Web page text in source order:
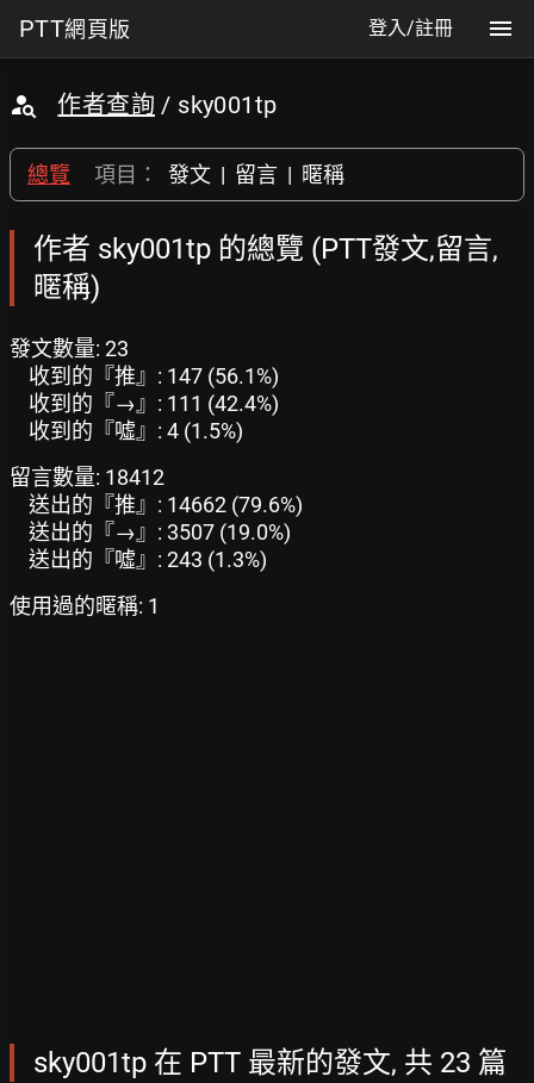
PTT網頁版 登入/註冊
作者查詢 / sky001tp
總覽 項目： 發文 | 留言 | 暱稱
作者 sky001tp 的總覽 (PTT發文,留言,
暱稱)
發文數量: 23
收到的『推』: 147 (56.1%)
收到的『→』: 111 (42.4%)
收到的『噓』: 4 (1.5%)
留言數量: 18412
送出的『推』: 14662 (79.6%)
送出的『→』: 3507 (19.0%)
送出的『噓』: 243 (1.3%)
使用過的暱稱: 1
sky001tp 在 PTT 最新的發文, 共 23 篇